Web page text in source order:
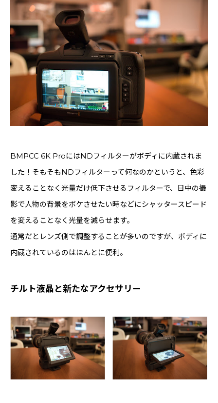
BMPCC 6K ProにはNDフィルターがボディに内蔵されま
した！そもそもNDフィルターって何なのかというと、色彩
変えることなく光量だけ低下させるフィルターで、日中の撮
影で人物の背景をボケさせたい時などにシャッタースピード
を変えることなく光量を減らせます。
通常だとレンズ側で調整することが多いのですが、ボディに
内蔵されているのはほんとに便利。
チルト液晶と新たなアクセサリー